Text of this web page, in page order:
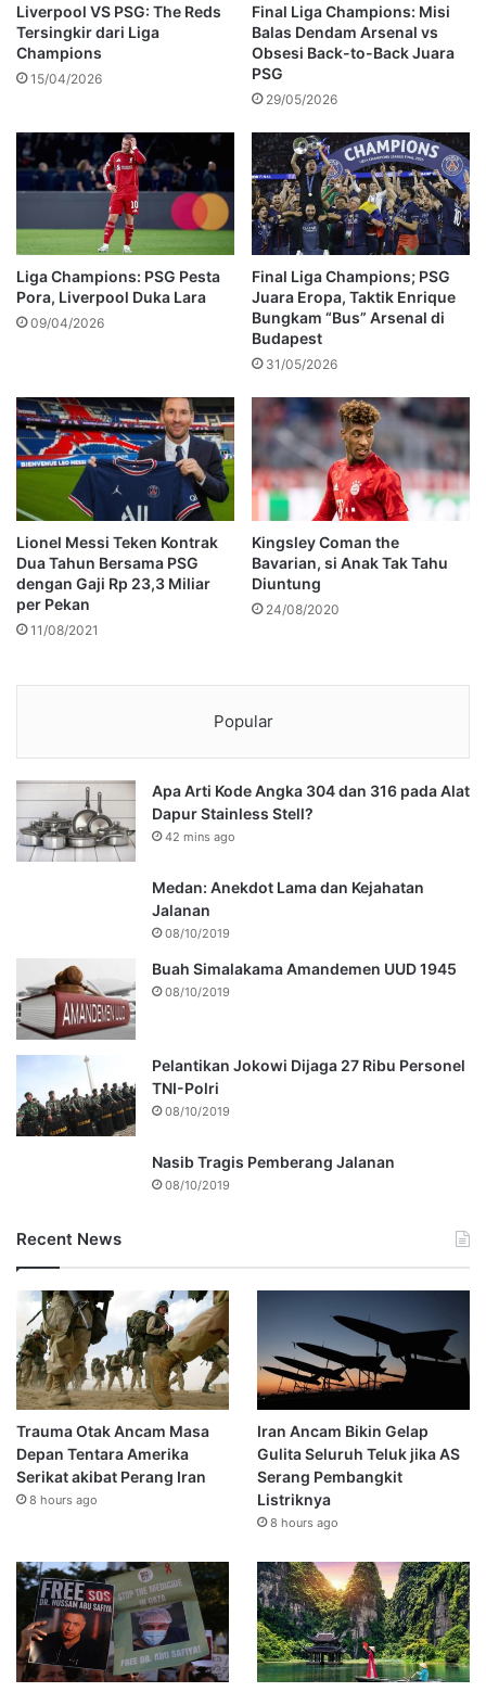
Liverpool VS PSG: The Reds
Tersingkir dari Liga
Champions
15/04/2026
Final Liga Champions: Misi
Balas Dendam Arsenal vs
Obsesi Back-to-Back Juara
PSG
29/05/2026
Liga Champions: PSG Pesta
Pora, Liverpool Duka Lara
09/04/2026
Final Liga Champions; PSG
Juara Eropa, Taktik Enrique
Bungkam “Bus” Arsenal di
Budapest
31/05/2026
Lionel Messi Teken Kontrak
Dua Tahun Bersama PSG
dengan Gaji Rp 23,3 Miliar
per Pekan
11/08/2021
Kingsley Coman the
Bavarian, si Anak Tak Tahu
Diuntung
24/08/2020
Popular
Apa Arti Kode Angka 304 dan 316 pada Alat
Dapur Stainless Stell?
42 mins ago
Medan: Anekdot Lama dan Kejahatan
Jalanan
08/10/2019
Buah Simalakama Amandemen UUD 1945
08/10/2019
Pelantikan Jokowi Dijaga 27 Ribu Personel
TNI-Polri
08/10/2019
Nasib Tragis Pemberang Jalanan
08/10/2019
Recent News
Trauma Otak Ancam Masa
Depan Tentara Amerika
Serikat akibat Perang Iran
8 hours ago
Iran Ancam Bikin Gelap
Gulita Seluruh Teluk jika AS
Serang Pembangkit
Listriknya
8 hours ago